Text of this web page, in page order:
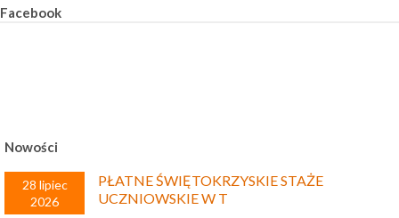
Facebook
Nowości
28 lipiec
2026
PŁATNE ŚWIĘTOKRZYSKIE STAŻE
UCZNIOWSKIE W T